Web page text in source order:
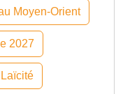
Moyen-Orient
2027
Laïcité